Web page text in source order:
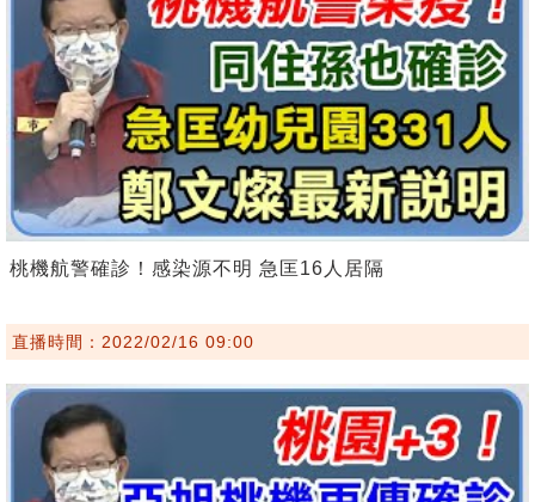
桃機航警確診！感染源不明 急匡16人居隔
直播時間：2022/02/16 09:00